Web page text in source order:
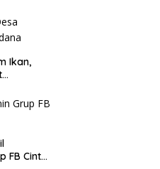
Ikan,
FB Cinta